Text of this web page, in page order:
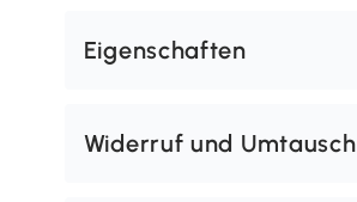
Eigenschaften
Widerruf und Umtausch